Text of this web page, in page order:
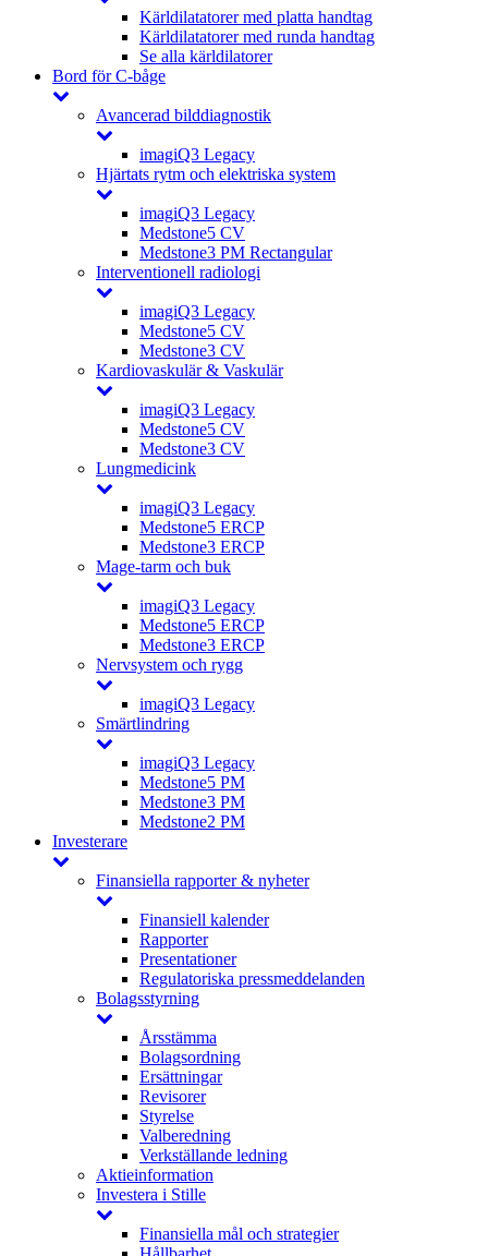
Kärldilatatorer med platta handtag
Kärldilatatorer med runda handtag
Se alla kärldilatorer
Bord för C-båge
Avancerad bilddiagnostik
imagiQ3 Legacy
Hjärtats rytm och elektriska system
imagiQ3 Legacy
Medstone5 CV
Medstone3 PM Rectangular
Interventionell radiologi
imagiQ3 Legacy
Medstone5 CV
Medstone3 CV
Kardiovaskulär & Vaskulär
imagiQ3 Legacy
Medstone5 CV
Medstone3 CV
Lungmedicink
imagiQ3 Legacy
Medstone5 ERCP
Medstone3 ERCP
Mage-tarm och buk
imagiQ3 Legacy
Medstone5 ERCP
Medstone3 ERCP
Nervsystem och rygg
imagiQ3 Legacy
Smärtlindring
imagiQ3 Legacy
Medstone5 PM
Medstone3 PM
Medstone2 PM
Investerare
Finansiella rapporter & nyheter
Finansiell kalender
Rapporter
Presentationer
Regulatoriska pressmeddelanden
Bolagsstyrning
Årsstämma
Bolagsordning
Ersättningar
Revisorer
Styrelse
Valberedning
Verkställande ledning
Aktieinformation
Investera i Stille
Finansiella mål och strategier